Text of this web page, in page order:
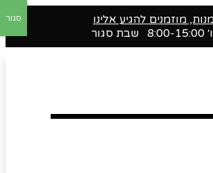
מוזמנים להגיע אלינו
סגור